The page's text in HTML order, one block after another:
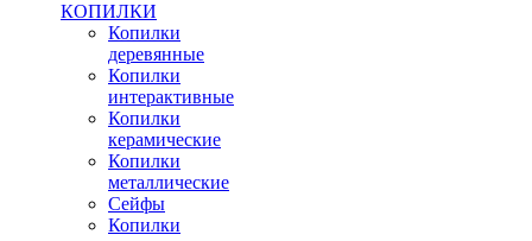
КОПИЛКИ
Копилки
деревянные
Копилки
интерактивные
Копилки
керамические
Копилки
металлические
Сейфы
Копилки